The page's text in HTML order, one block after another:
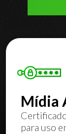
Mídia
para uso